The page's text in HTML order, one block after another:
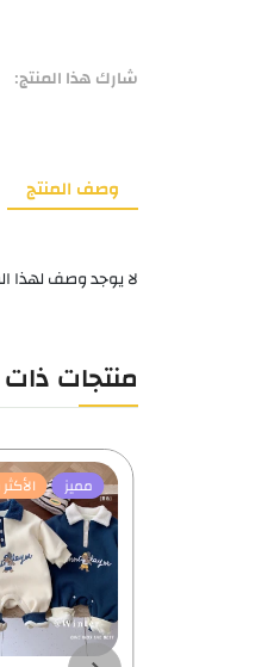
شارك هذا المنتج:
وصف المنتج
لا يوجد وصف لهذا
منتجات
مميز